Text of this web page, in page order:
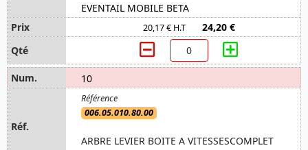
EVENTAIL MOBILE BETA
20,17 € H.T 24,20 €
10
006.05.010.80.00
ARBRE LEVIER BOITE A VITESSESCOMPLET